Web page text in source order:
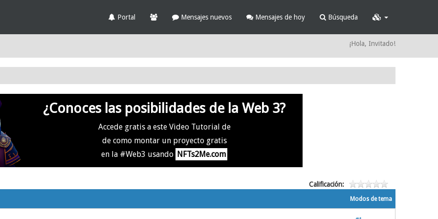
Portal Mensajes nuevos Mensajes de hoy Búsqueda
¡Hola, Invitado!
¿Conoces las posibilidades de la Web 3?
Accede gratis a este Video Tutorial de
de como montar un proyecto gratis
en la #Web3 usando NFTs2Me.com
Calificación:
Modos de tema